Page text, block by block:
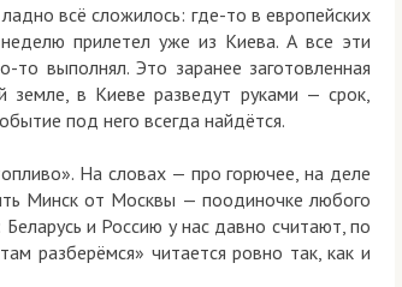
всё сложилось: где-то в европейских
прилетел уже из Киева. А все эти
Это заранее заготовленная
в Киеве разведут руками — срок,
под него всегда найдётся.
На словах — про горючее, на деле
от Москвы — поодиночке любого
и Россию у нас давно считают, по
читается ровно так, как и